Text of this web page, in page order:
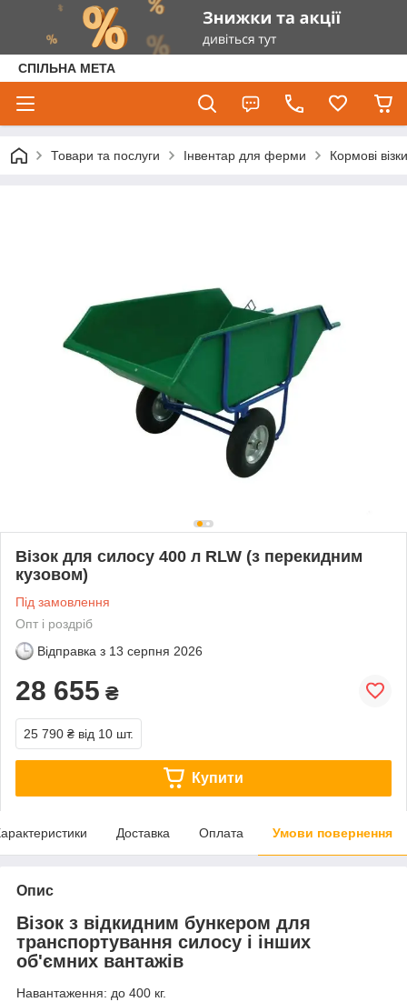
СПІЛЬНА МЕТА
Товари та послуги Інвентар для ферми Кормові
Візок для силосу 400 л RLW (з перекидним
кузовом)
Під замовлення
Опт і роздріб
Відправка з 13 серпня 2026
28 655 ₴
25 790 ₴ від 10 шт.
Купити
Доставка Оплата Умови повернення
Опис
Візок з відкидним бункером для
транспортування силосу і інших
об'ємних вантажів
Навантаження: до 400 кг.